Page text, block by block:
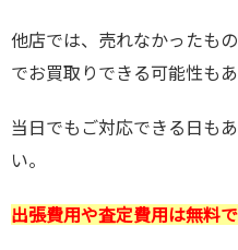
他店では、売れなかったも
でお買取りできる可能性もあ
当日でもご対応できる日も
い。
出張費用や査定費用は無料で